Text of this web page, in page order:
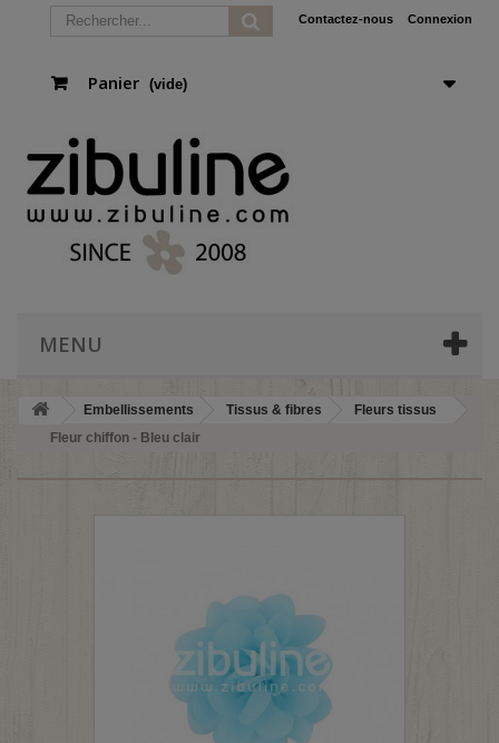
Connexion
Contactez-nous
Panier (vide)
MENU
Embellissements Tissus & fibres
Fleurs tissus
Fleur chiffon - Bleu clair